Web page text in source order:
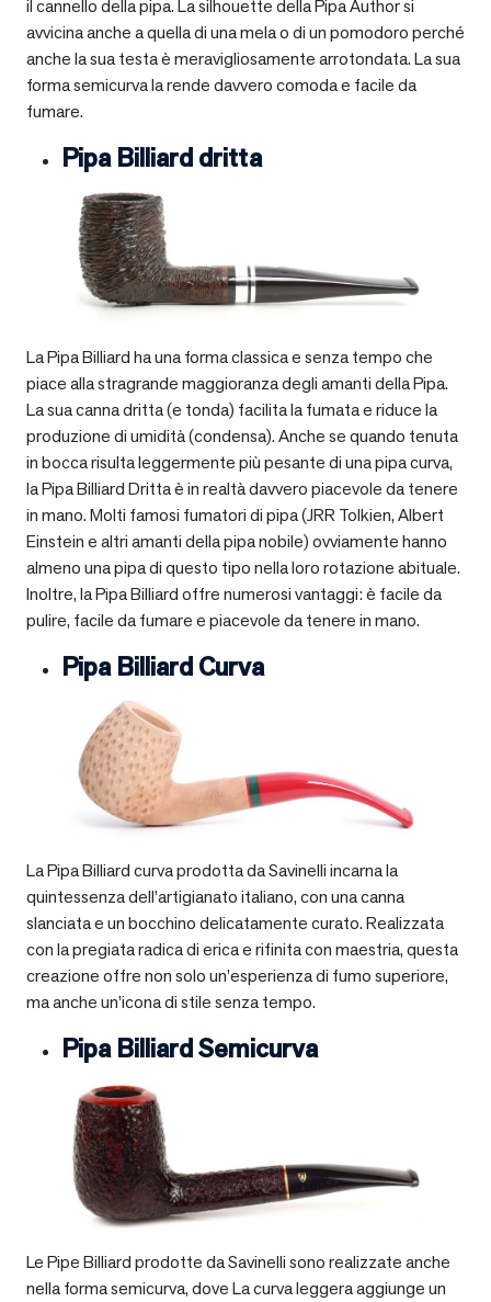
il cannello della pipa. La silhouette della Pipa Author si
avvicina anche a quella di una mela o di un pomodoro perché
anche la sua testa è meravigliosamente arrotondata. La sua
forma semicurva la rende davvero comoda e facile da
fumare.
Pipa Billiard dritta
La Pipa Billiard ha una forma classica e senza tempo che
piace alla stragrande maggioranza degli amanti della Pipa.
La sua canna dritta (e tonda) facilita la fumata e riduce la
produzione di umidità (condensa). Anche se quando tenuta
in bocca risulta leggermente più pesante di una pipa curva,
la Pipa Billiard Dritta è in realtà davvero piacevole da tenere
in mano. Molti famosi fumatori di pipa (JRR Tolkien, Albert
Einstein e altri amanti della pipa nobile) ovviamente hanno
almeno una pipa di questo tipo nella loro rotazione abituale.
Inoltre, la Pipa Billiard offre numerosi vantaggi: è facile da
pulire, facile da fumare e piacevole da tenere in mano.
Pipa Billiard Curva
La Pipa Billiard curva prodotta da Savinelli incarna la
quintessenza dell’artigianato italiano, con una canna
slanciata e un bocchino delicatamente curato. Realizzata
con la pregiata radica di erica e rifinita con maestria, questa
creazione offre non solo un’esperienza di fumo superiore,
ma anche un’icona di stile senza tempo.
Pipa Billiard Semicurva
Le Pipe Billiard prodotte da Savinelli sono realizzate anche
nella forma semicurva, dove La curva leggera aggiunge un